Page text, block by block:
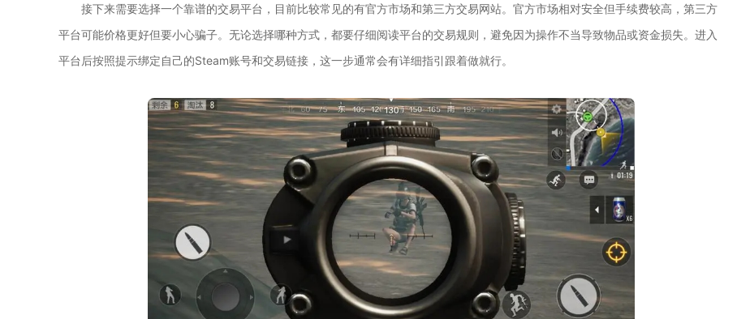
接下来需要选择一个靠谱的交易平台，目前比较常见的有官方市场和第三方交易网站。官方市场相对安全但手续费较高，第三方
平台可能价格更好但要小心骗子。无论选择哪种方式，都要仔细阅读平台的交易规则，避免因为操作不当导致物品或资金损失。进入
平台后按照提示绑定自己的Steam账号和交易链接，这一步通常会有详细指引跟着做就行。